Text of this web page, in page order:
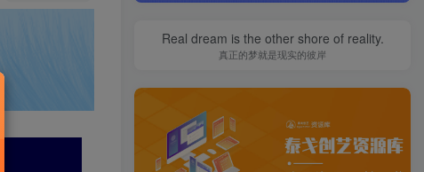
Real dream is the other shore of reality.
真正的梦就是现实的彼岸